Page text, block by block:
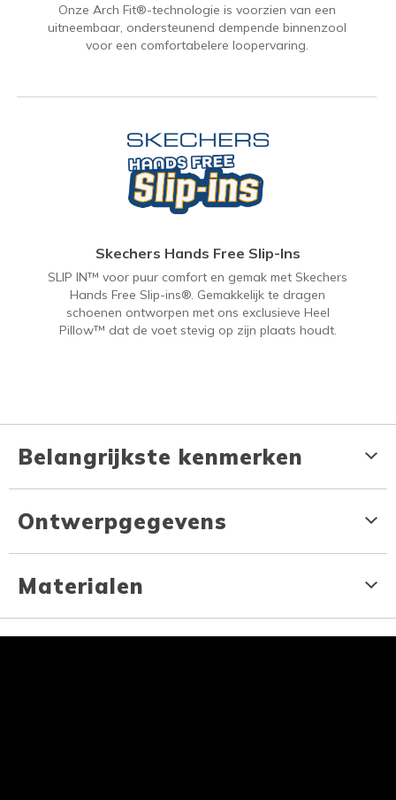
Onze Arch Fit®-technologie is voorzien van een
uitneembaar, ondersteunend dempende binnenzool
voor een comfortabelere loopervaring.
Skechers Hands Free Slip-Ins
SLIP IN™ voor puur comfort en gemak met Skechers
Hands Free Slip-ins®. Gemakkelijk te dragen
schoenen ontworpen met ons exclusieve Heel
Pillow™ dat de voet stevig op zijn plaats houdt.
Belangrijkste kenmerken
Ontwerpgegevens
Materialen